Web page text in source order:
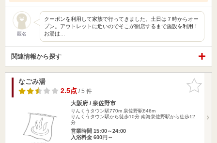
匿名
クーポンを利用して家族で行ってきました。土日は７時からオー
プン。アウトレットに近いのでそこが開店するまで施設を利用！
お湯は…
関連情報から探す
お気に入
りに追加
なごみ湯
2.5点/ 5 件
大阪府 / 泉佐野市
りんくうタウン駅770m 泉佐野駅846m
りんくうタウン駅から徒歩10分 南海泉佐野駅から徒歩12
分
営業時間 15:00～24:00
入浴料金 600円～